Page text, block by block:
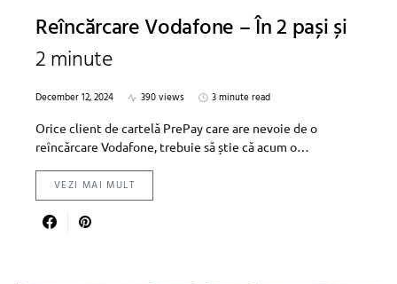
Reîncărcare Vodafone – În 2 pași și
2 minute
December 12, 2024 390 views
3 minute read
Orice client de cartelă PrePay care are nevoie de o
reîncărcare Vodafone, trebuie să știe că acum o…
VEZI MAI MULT